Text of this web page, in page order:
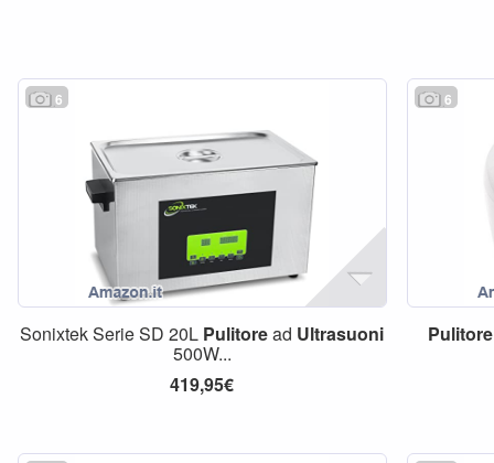
6
Sonixtek Serie SD 20L Pulitoread Ultrasuoni
500W...
419,95€
6
Pulitore